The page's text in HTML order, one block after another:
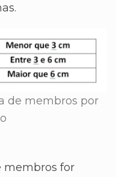
de membros por
membros for